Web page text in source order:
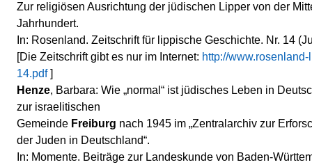
Zur religiösen Ausrichtung der jüdischen Lipper von der
Jahrhundert.
In: Rosenland. Zeitschrift für lippische Geschichte. Nr. 14
[Die Zeitschrift gibt es nur im Internet: http://
14.pdf]
Henze, Barbara: Wie „normal“ ist jüdisches Leben in
zur israelitischen
Gemeinde Freiburg nach 1945 im „Zentralarchiv zur
der Juden in Deutschland“.
In: Momente. Beiträge zur Landeskunde von Baden-